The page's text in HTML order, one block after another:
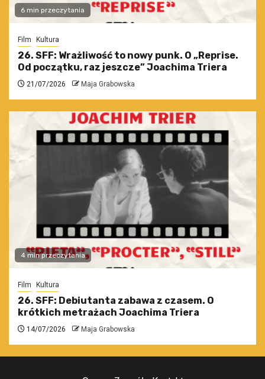
6 min przeczytania
Film Kultura
26. SFF: Wrażliwość to nowy punk. O „Reprise.
Od początku, raz jeszcze” Joachima Triera
21/07/2026 Maja Grabowska
4 min przeczytania
Film Kultura
26. SFF: Debiutanta zabawa z czasem. O
krótkich metrażach Joachima Triera
14/07/2026 Maja Grabowska